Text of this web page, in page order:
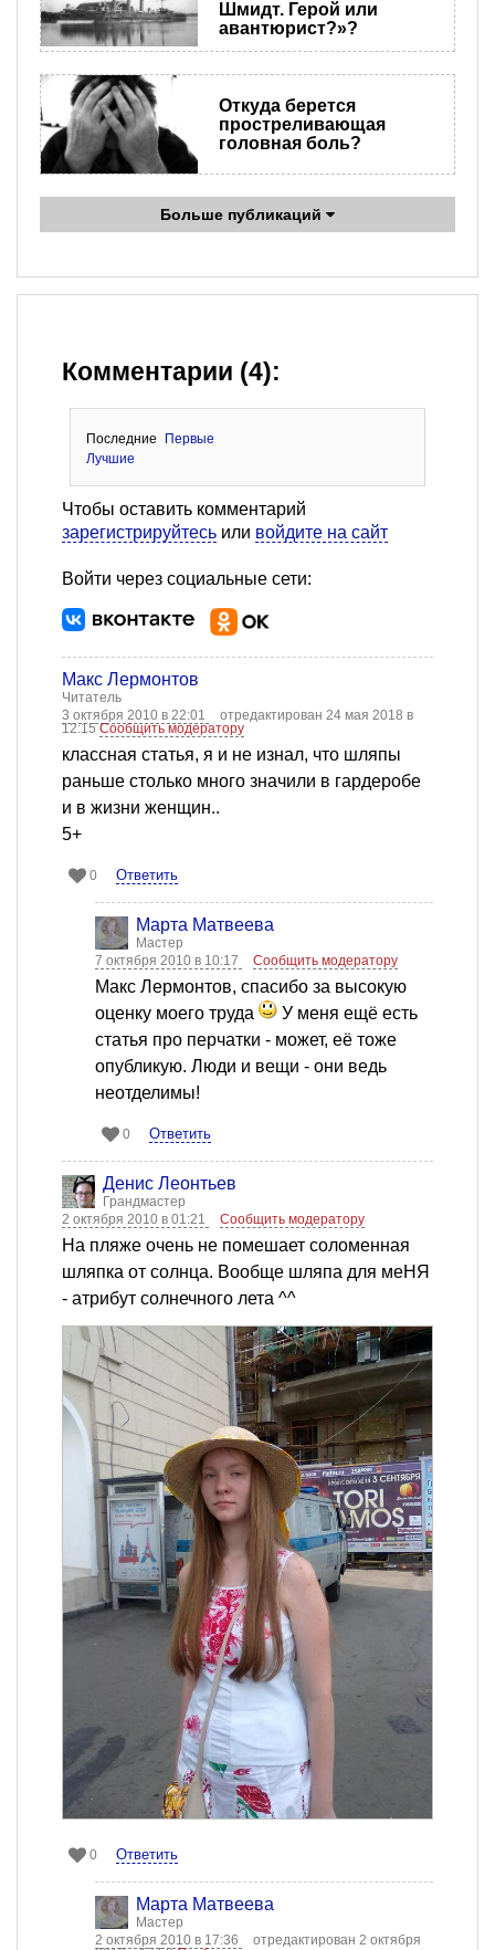
Шмидт. Герой или
авантюрист?»?
Откуда берется
простреливающая
головная боль?
Больше публикаций
Комментарии (4):
Последние
Первые
Лучшие
Чтобы оставить комментарий
зарегистрируйтесь или войдите на сайт
Войти через социальные сети:
Макс Лермонтов
Читатель
3 октября 2010 в 22:01
отредактирован 24 мая 2018 в
12:15Сообщить модератору
классная статья, я и не изнал, что шляпы
раньше столько много значили в гардеробе
и в жизни женщин..
5+
0 Ответить
Марта Матвеева
Мастер
7 октября 2010 в 10:17
Сообщить модератору
Макс Лермонтов, спасибо за высокую
оценку моего труда
У меня ещё есть
статья про перчатки - может, её тоже
опубликую. Люди и вещи - они ведь
неотделимы!
0 Ответить
Денис Леонтьев
Грандмастер
2 октября 2010 в 01:21
Сообщить модератору
На пляже очень не помешает соломенная
шляпка от солнца. Вообще шляпа для меНЯ
- атрибут солнечного лета ^^
0 Ответить
Марта Матвеева
Мастер
2 октября 2010 в 17:36
отредактирован 2 октября